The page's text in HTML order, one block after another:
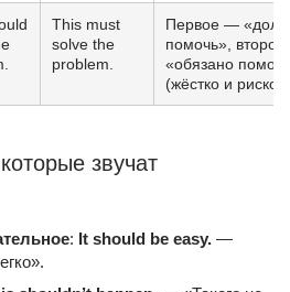
This must
solve the
problem.
Первое —
помочь»,
«обязано
(жёстко и
звучат
: It should be easy. —